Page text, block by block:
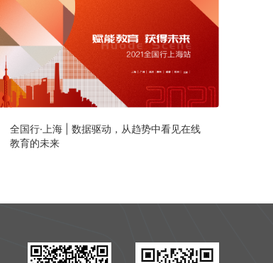
全国行·上海 | 数据驱动，从趋势中看见在线
教育的未来